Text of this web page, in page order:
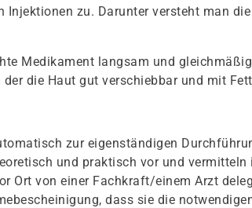
Injektionen zu. Darunter versteht man
Medikament langsam und
die Haut gut verschiebbar und mit
zur eigenständigen
und praktisch vor und
Ort von einer Fachkraft/einem Arzt
dass sie die